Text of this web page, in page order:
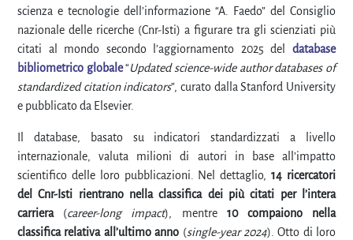
scienza e tecnologie dell’informazione “A. Faedo” del Consiglio
nazionale delle ricerche (Cnr-Isti) a figurare tra gli scienziati più
citati al mondo secondo l’aggiornamento 2025 del database
bibliometrico globale“Updated science-wide author databases of
standardized citation indicators”, curato dalla Stanford University
e pubblicato da Elsevier.
Il database, basato su indicatori standardizzati a livello
internazionale, valuta milioni di autori in base all’impatto
scientifico delle loro pubblicazioni. Nel dettaglio,14 ricercatori
del Cnr-Isti rientrano nella classifica dei più citati per l’intera
carriera(career-long impact), mentre 10 compaiono nella
classifica relativa all’ultimo anno (single-year 2024). Otto di loro